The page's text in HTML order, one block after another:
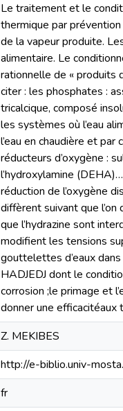
Le traitement et le
thermique par
de la vapeur produite.
alimentaire. Le
rationnelle de « produits
citer : les phosphates :
tricalcique, composé
les systèmes où l’eau
l’eau en chaudière et
réducteurs d’oxygène :
l’hydroxylamine
réduction de l’oxygène
diffèrent suivant que
que l’hydrazine sont
modifient les tensions
gouttelettes d’eaux
HADJEDJ dont le
corrosion ;le primage et
donner une
Z. MEKIBES
http://e-biblio.univ-
fr